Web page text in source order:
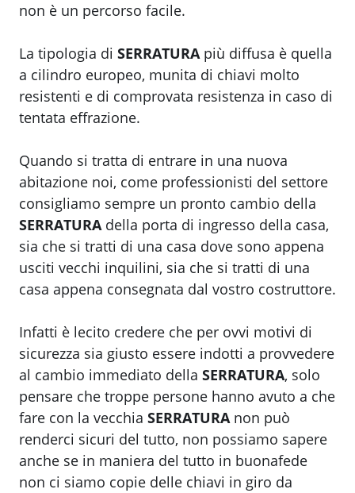
non è un percorso facile.
La tipologia di SERRATURApiù diffusa è quella
a cilindro europeo, munita di chiavi molto
resistenti e di comprovata resistenza in caso di
tentata effrazione.
Quando si tratta di entrare in una nuova
abitazione noi, come professionisti del settore
consigliamo sempre un pronto cambio della
SERRATURAdella porta di ingresso della casa,
sia che si tratti di una casa dove sono appena
usciti vecchi inquilini, sia che si tratti di una
casa appena consegnata dal vostro costruttore.
Infatti è lecito credere che per ovvi motivi di
sicurezza sia giusto essere indotti a provvedere
al cambio immediato della SERRATURA, solo
pensare che troppe persone hanno avuto a che
fare con la vecchia SERRATURAnon può
renderci sicuri del tutto, non possiamo sapere
anche se in maniera del tutto in buonafede
non ci siamo copie delle chiavi in giro da